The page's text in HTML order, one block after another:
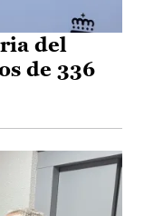
del
de 336